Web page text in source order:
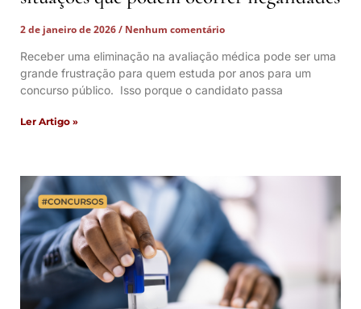
2 de janeiro de 2026
Nenhum comentário
Receber uma eliminação na avaliação médica pode ser uma
grande frustração para quem estuda por anos para um
concurso público. Isso porque o candidato passa
Ler Artigo »